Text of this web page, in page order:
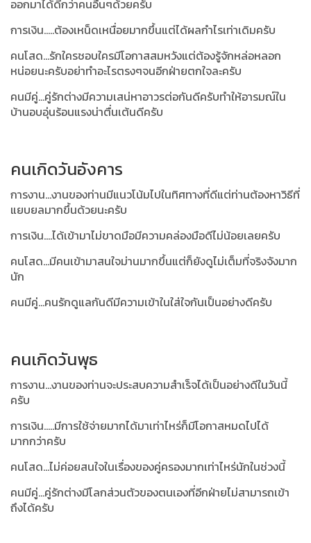
ออกมาได้ดีกว่าคนอื่นๆด้วยครับ
การเงิน.....ต้องเหน็ดเหนื่อยมากขึ้นแต่ได้ผลกำไรเท่าเดิมครับ
คนโสด...รักใครชอบใครมีโอกาสสมหวังแต่ต้องรู้จักหล่อหลอก
หน่อยนะครับอย่าทำอะไรตรงๆจนอีกฝ่ายตกใจละครับ
คนมีคู่...คู่รักต่างมีความเสน่หาอาวรต่อกันดีครับทำให้อารมณ์ใน
บ้านอบอุ่นร้อนแรงน่าตื่นเต้นดีครับ
คนเกิดวันอังคาร
การงาน...งานของท่านมีแนวโน้มไปในทิศทางที่ดีแต่ท่านต้องหาวิธีที่
แยบยลมากขึ้นด้วยนะครับ
การเงิน....ได้เข้ามาไม่ขาดมือมีความคล่องมือดีไม่น้อยเลยครับ
คนโสด...มีคนเข้ามาสนใจม่านมากขึ้นแต่ก็ยังดูไม่เต็มที่จริงจังมาก
นัก
คนมีคู่...คนรักดูแลกันดีมีความเข้าในใส่ใจกันเป็นอย่างดีครับ
คนเกิดวันพุธ
การงาน...งานของท่านจะประสบความสำเร็จได้เป็นอย่างดีในวันนี้
ครับ
การเงิน.....มีการใช้จ่ายมากได้มาเท่าไหร่ก็มีโอกาสหมดไปได้
มากกว่าครับ
คนโสด...ไม่ค่อยสนใจในเรื่องของคู่ครองมากเท่าไหร่นักในช่วงนี้
คนมีคู่...คู่รักต่างมีโลกส่วนตัวของตนเองที่อีกฝ่ายไม่สามารถเข้า
ถึงได้ครับ